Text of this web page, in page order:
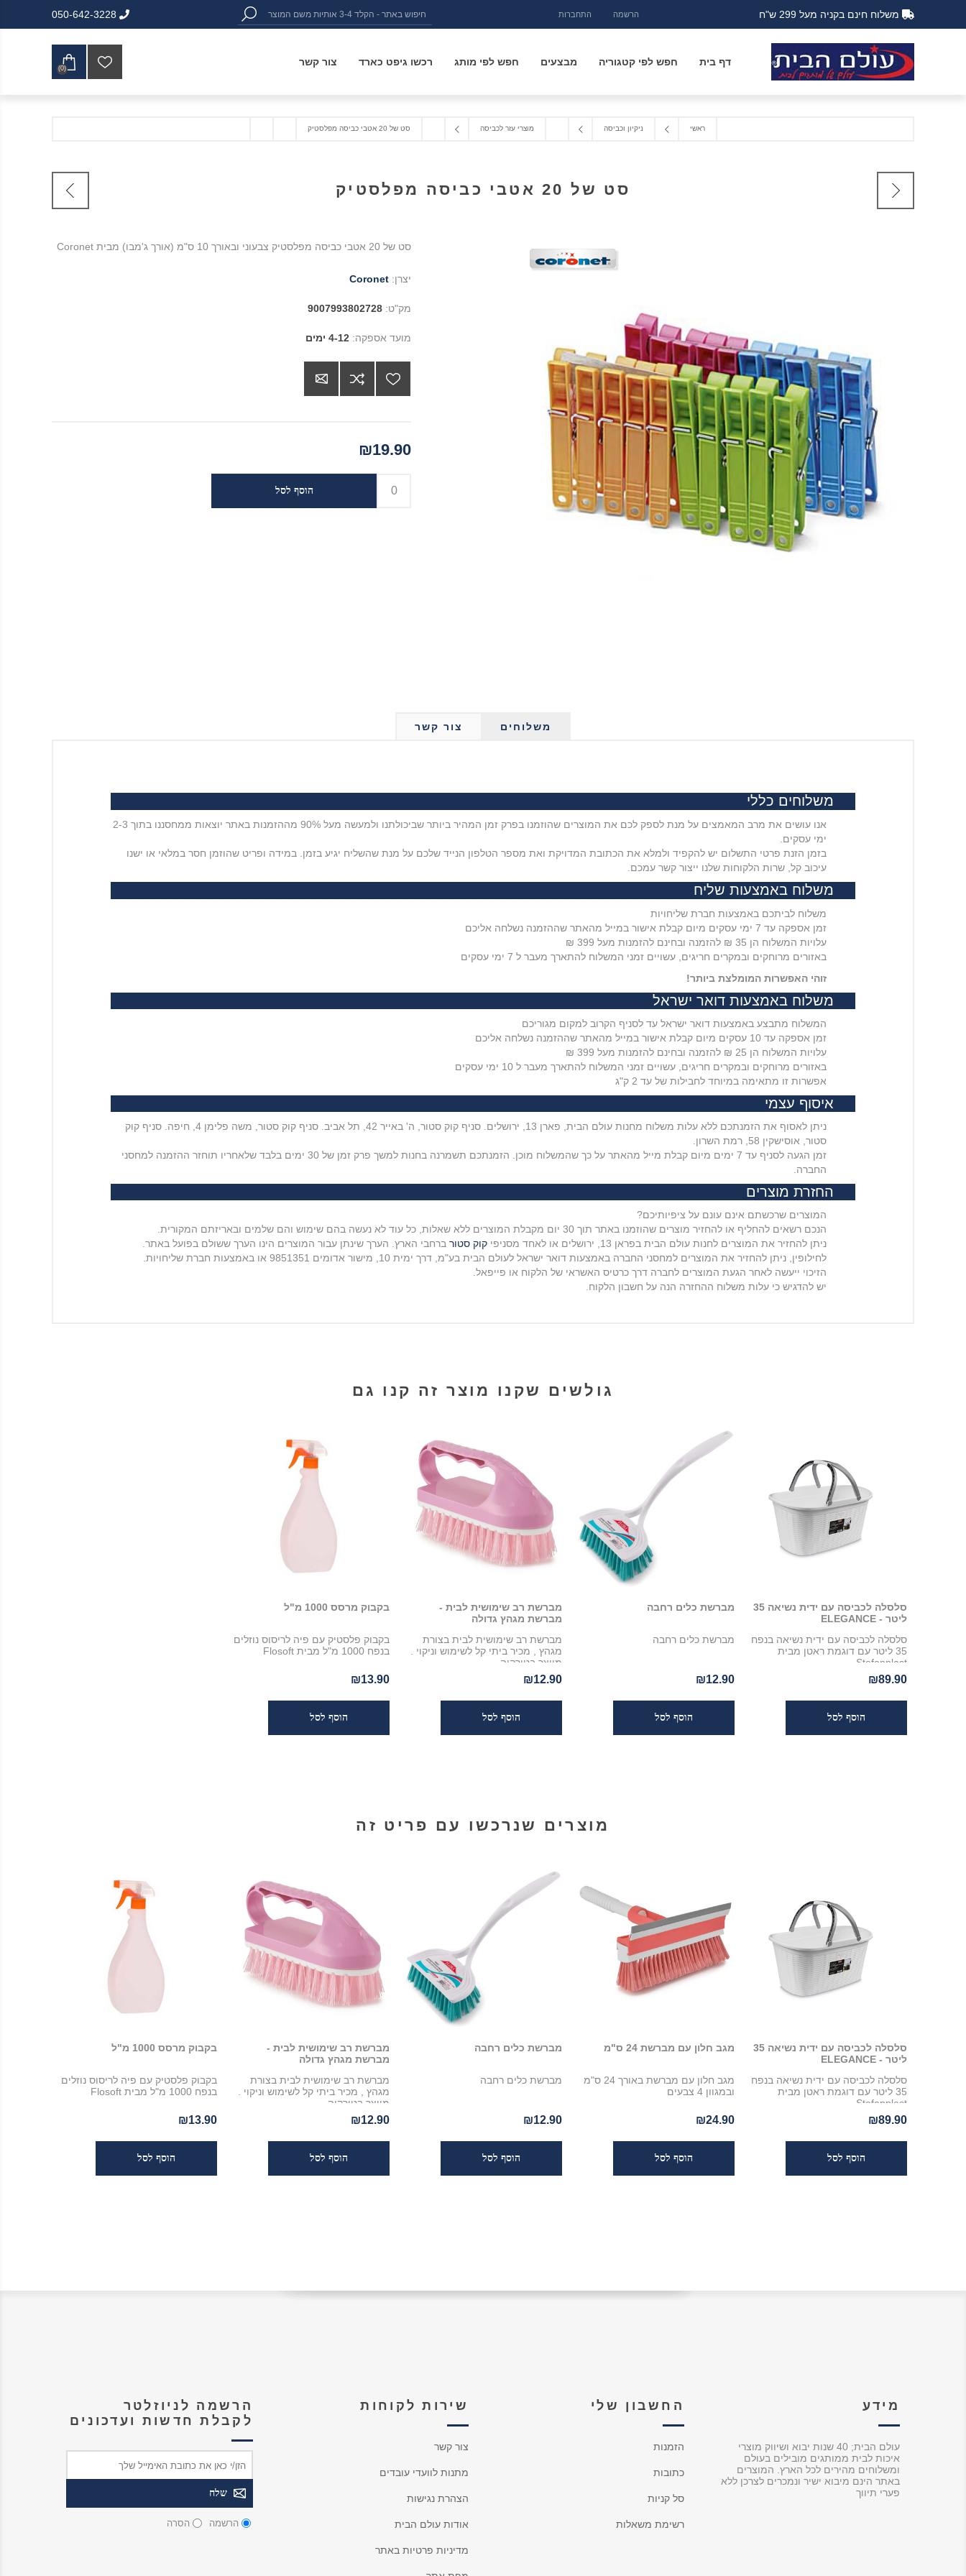
הרשמה התחברות משלוח חינם בקניה מעל 299 ש"ח 050-642-3228
דף בית חפש לפי קטגוריה מבצעים חפש לפי מותג רכשו גיפט כארד צור קשר
(0)
ראשי ניקיון וכביסה מוצרי עזר לכביסה סט של 20 אטבי כביסה מפלסטיק
סט של 20 אטבי כביסה מפלסטיק
סט של 20 אטבי כביסה מפלסטיק צבעוני ובאורך 10 ס"מ (אורך ג'מבו) מבית Coronet
יצרן: Coronet
מק"ט: 9007993802728
מועד אספקה: 4-12 ימים
₪19.90
משלוחים צור קשר
משלוחים כללי
אנו עושים את מרב המאמצים על מנת לספק לכם את המוצרים שהוזמנו בפרק זמן המהיר ביותר שביכולתנו ולמעשה מעל 90% מההזמנות באתר יוצאות ממחסננו בתוך 2-3
ימי עסקים.
בזמן הזנת פרטי התשלום יש להקפיד ולמלא את הכתובת המדויקת ואת מספר הטלפון הנייד שלכם על מנת שהשליח יגיע בזמן. במידה ופריט שהוזמן חסר במלאי או ישנו
עיכוב קל, שרות הלקוחות שלנו ייצור קשר עמכם.
משלוח באמצעות שליח
משלוח לביתכם באמצעות חברת שליחויות
זמן אספקה עד 7 ימי עסקים מיום קבלת אישור במייל מהאתר שההזמנה נשלחה אליכם
עלויות המשלוח הן 35 ₪ להזמנה ובחינם להזמנות מעל 399 ₪
באזורים מרוחקים ובמקרים חריגים, עשויים זמני המשלוח להתארך מעבר ל 7 ימי עסקים
זוהי האפשרות המומלצת ביותר!
משלוח באמצעות דואר ישראל
המשלוח מתבצע באמצעות דואר ישראל עד לסניף הקרוב למקום מגוריכם
זמן אספקה עד 10 עסקים מיום קבלת אישור במייל מהאתר שההזמנה נשלחה אליכם
עלויות המשלוח הן 25 ₪ להזמנה ובחינם להזמנות מעל 399 ₪
באזורים מרוחקים ובמקרים חריגים, עשויים זמני המשלוח להתארך מעבר ל 10 ימי עסקים
אפשרות זו מתאימה במיוחד לחבילות של עד 2 ק"ג
איסוף עצמי
ניתן לאסוף את הזמנתכם ללא עלות משלוח מחנות עולם הבית, פארן 13, ירושלים. סניף קוק סטור, ה' באייר 42, תל אביב. סניף קוק סטור, משה פלימן 4, חיפה. סניף קוק
סטור, אוסישקין 58, רמת השרון.
זמן הגעה לסניף עד 7 ימים מיום קבלת מייל מהאתר על כך שהמשלוח מוכן. הזמנתכם תשמרנה בחנות למשך פרק זמן של 30 ימים בלבד שלאחריו תוחזר ההזמנה למחסני
החברה.
החזרת מוצרים
המוצרים שרכשתם אינם עונם על ציפיותיכם?
הנכם רשאים להחליף או להחזיר מוצרים שהוזמנו באתר תוך 30 יום מקבלת המוצרים ללא שאלות, כל עוד לא נעשה בהם שימוש והם שלמים ובאריזתם המקורית.
ניתן להחזיר את המוצרים לחנות עולם הבית בפראן 13, ירושלים או לאחד מסניפי
קוק סטור ברחבי הארץ. הערך שינתן עבור המוצרים הינו הערך ששולם בפועל באתר.
לחילופין, ניתן להחזיר את המוצרים למחסני החברה באמצעות דואר ישראל לעולם הבית בע"מ, דרך ימית 10, מישור
אדומים 9851351 או באמצעות חברת שליחויות.
הזיכוי ייעשה לאחר הגעת המוצרים לחברה דרך כרטיס האשראי של הלקוח או פייפאל.
יש להדגיש כי עלות משלוח ההחזרה הנה על חשבון הלקוח.
גולשים שקנו מוצר זה קנו גם
סלסלה לכביסה עם ידית נשיאה 35
ליטר - ELEGANCE
סלסלה לכביסה עם ידית נשיאה בנפח
35 ליטר עם דוגמת ראטן מבית
Stefanplast
₪89.90
מברשת כלים רחבה
מברשת כלים רחבה
₪12.90
מברשת רב שימושית לבית -
מברשת מגהץ גדולה
מברשת רב שימושית לבית בצורת
מגהץ , מכיר ביתי קל לשימוש וניקוי .
מיוצר בטורקיה.
₪12.90
בקבוק מרסס 1000 מ"ל
בקבוק פלסטיק עם פיה לריסוס נוזלים
בנפח 1000 מ"ל מבית Flosoft
₪13.90
מוצרים שנרכשו עם פריט זה
סלסלה לכביסה עם ידית נשיאה 35
ליטר - ELEGANCE
סלסלה לכביסה עם ידית נשיאה בנפח
35 ליטר עם דוגמת ראטן מבית
Stefanplast
₪89.90
מגב חלון עם מברשת 24 ס"מ
מגב חלון עם מברשת באורך 24 ס"מ
ובמגוון 4 צבעים
₪24.90
מברשת כלים רחבה
מברשת כלים רחבה
₪12.90
מברשת רב שימושית לבית -
מברשת מגהץ גדולה
מברשת רב שימושית לבית בצורת
מגהץ , מכיר ביתי קל לשימוש וניקוי .
מיוצר בטורקיה.
₪12.90
בקבוק מרסס 1000 מ"ל
בקבוק פלסטיק עם פיה לריסוס נוזלים
בנפח 1000 מ"ל מבית Flosoft
₪13.90
מידע
עולם הבית; 40 שנות יבוא ושיווק מוצרי
איכות לבית ממותגים מובילים בעולם
ומשלוחים מהירים לכל הארץ. המוצרים
באתר הינם מיבוא ישיר ונמכרים לצרכן ללא
פערי תיווך
החשבון שלי
הזמנות
כתובות
סל קניות
רשימת משאלות
שירות לקוחות
צור קשר
מתנות לוועדי עובדים
הצהרת נגישות
אודות עולם הבית
מדיניות פרטיות באתר
הרשמה לניוזלטר
לקבלת חדשות ועדכונים
הרשמה הסרה